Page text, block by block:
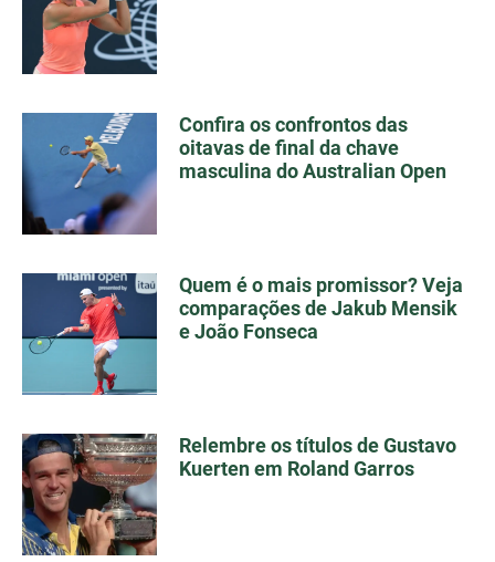
Confira os confrontos das
oitavas de final da chave
masculina do Australian Open
Quem é o mais promissor? Veja
comparações de Jakub Mensik
e João Fonseca
Relembre os títulos de Gustavo
Kuerten em Roland Garros